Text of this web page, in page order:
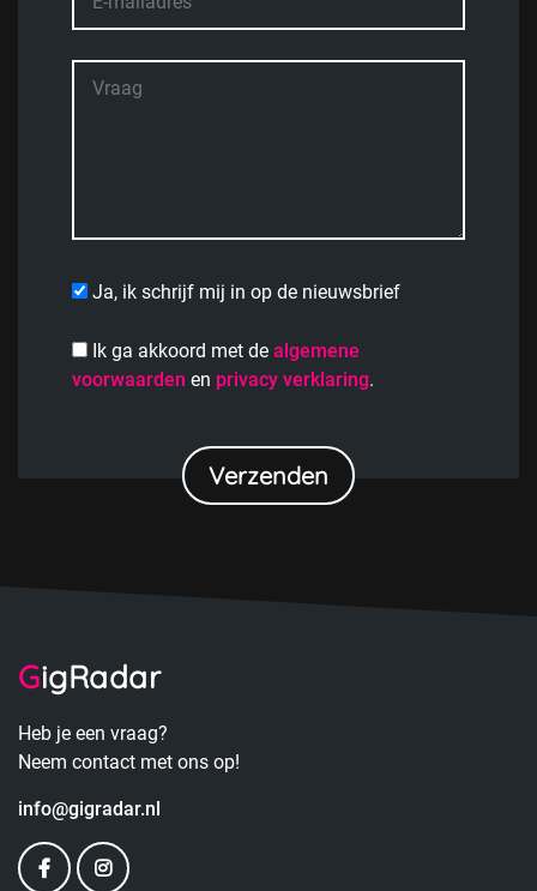
Ja, ik schrijf mij in op de nieuwsbrief
Ik ga akkoord met de algemene
voorwaarden en privacy verklaring.
GigRadar
Heb je een vraag?
Neem contact met ons op!
info@gigradar.nl